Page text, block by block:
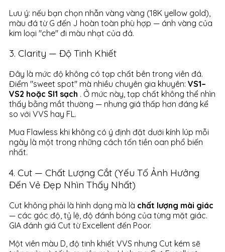
Lưu ý: nếu bạn chọn nhẫn vàng vàng (18K yellow gold),
màu đá từ G đến J hoàn toàn phù hợp — ánh vàng của
kim loại "che" đi màu nhạt của đá.
3. Clarity — Độ Tinh Khiết
Đây là mức độ không có tạp chất bên trong viên đá.
Điểm "sweet spot" mà nhiều chuyên gia khuyên: VS1–
VS2 hoặc SI1 sạch . Ở mức này, tạp chất không thể nhìn
thấy bằng mắt thường — nhưng giá thấp hơn đáng kể
so với VVS hay FL.
Mua Flawless khi không có ý định đặt dưới kính lúp mỗi
ngày là một trong những cách tốn tiền oan phổ biến
nhất.
4. Cut — Chất Lượng Cắt (Yếu Tố Ảnh Hưởng
Đến Vẻ Đẹp Nhìn Thấy Nhất)
Cut không phải là hình dạng mà là chất lượng mài giác
— các góc độ, tỷ lệ, độ đánh bóng của từng mặt giác.
GIA đánh giá Cut từ Excellent đến Poor.
Một viên màu D, độ tinh khiết VVS nhưng Cut kém sẽ